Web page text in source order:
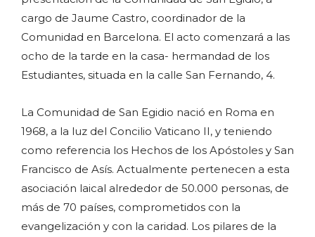
cargo de Jaume Castro, coordinador de la
Comunidad en Barcelona. El acto comenzará a las
ocho de la tarde en la casa- hermandad de los
Estudiantes, situada en la calle San Fernando, 4.
La Comunidad de San Egidio nació en Roma en
1968, a la luz del Concilio Vaticano II, y teniendo
como referencia los Hechos de los Apóstoles y San
Francisco de Asís. Actualmente pertenecen a esta
asociación laical alrededor de 50.000 personas, de
más de 70 países, comprometidos con la
evangelización y con la caridad. Los pilares de la